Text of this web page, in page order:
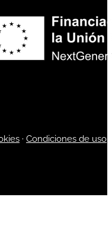
· Condiciones de uso